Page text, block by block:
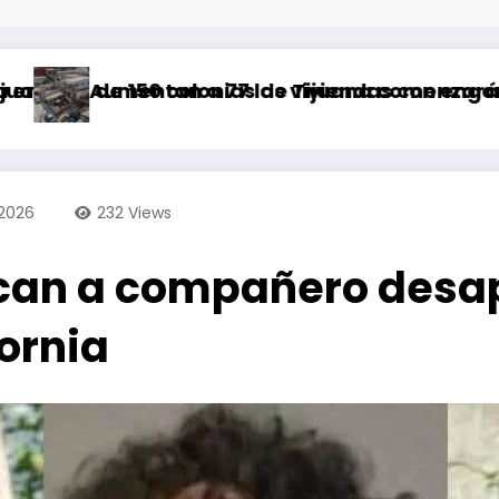
de Tijuana comenzará a partir de este
77 las viviendas con engomado rojo por
Abandonan
232 Views
a compañero